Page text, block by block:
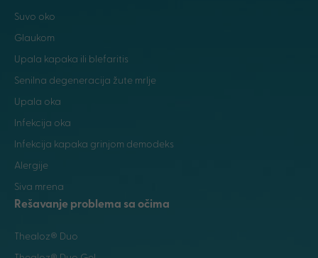
Suvo oko
Glaukom
Upala kapaka ili blefaritis
Senilna degeneracija žute mrlje
Upala oka
Infekcija oka
Infekcija kapaka grinjom demodeks
Alergije
Siva mrena
Rešavanje problema sa očima
Thealoz® Duo